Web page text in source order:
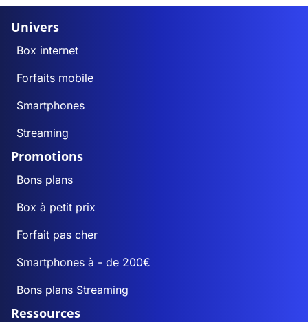
Univers
Box internet
Forfaits mobile
Smartphones
Streaming
Promotions
Bons plans
Box à petit prix
Forfait pas cher
Smartphones à - de 200€
Bons plans Streaming
Ressources